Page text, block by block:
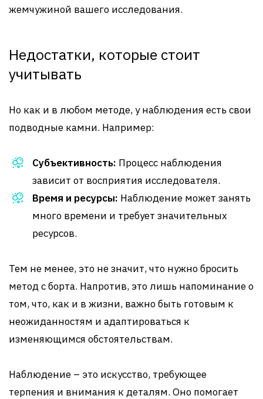
жемчужиной вашего исследования.
Недостатки, которые стоит
учитывать
Но как и в любом методе, у наблюдения есть свои
подводные камни. Например:
Субъективность: Процесс наблюдения
зависит от восприятия исследователя.
Время и ресурсы: Наблюдение может занять
много времени и требует значительных
ресурсов.
Тем не менее, это не значит, что нужно бросить
метод с борта. Напротив, это лишь напоминание о
том, что, как и в жизни, важно быть готовым к
неожиданностям и адаптироваться к
изменяющимся обстоятельствам.
Наблюдение – это искусство, требующее
терпения и внимания к деталям. Оно помогает